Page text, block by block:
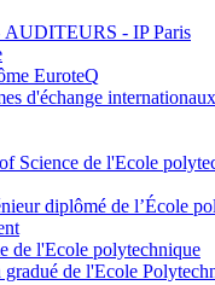
AUDITEURS - IP Paris
EuroteQ
d'échange internationaux
Science de l'Ecole
diplômé de l’École
de l'Ecole polytechnique
de l'Ecole